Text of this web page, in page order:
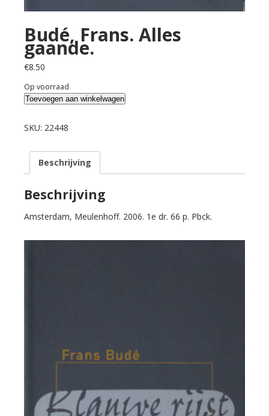
Budé, Frans. Alles
gaande.
€8.50
Op voorraad
Budé,
Alles
aantal
Toevoegen aan winkelwagen
SKU: 22448
Beschrijving
Beschrijving
Amsterdam, Meulenhoff. 2006. 1e dr. 66 p. Pbck.